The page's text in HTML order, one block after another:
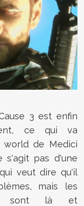
3 est enfin
ce qui va
de Medici
s'agit pas d'une
veut dire qu'il
mais les
sont là et